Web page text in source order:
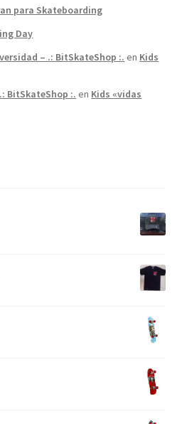
para Skateboarding
Day
– .: BitSkateShop :. en Kids
BitSkateShop :. en Kids «vidas